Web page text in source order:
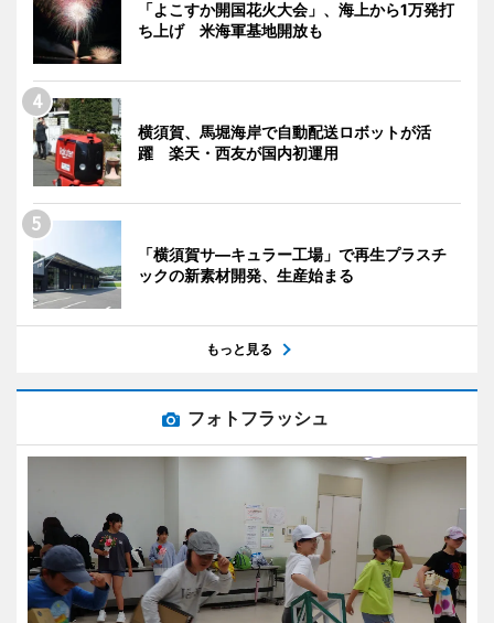
「よこすか開国花火大会」、海上から1万発打
ち上げ 米海軍基地開放も
横須賀、馬堀海岸で自動配送ロボットが活
躍 楽天・西友が国内初運用
「横須賀サ―キュラー工場」で再生プラスチ
ックの新素材開発、生産始まる
もっと見る
フォトフラッシュ